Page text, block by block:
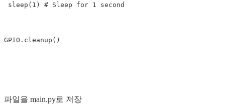
sleep(1) # Sleep for 1 second
파일을 main.py로 저장